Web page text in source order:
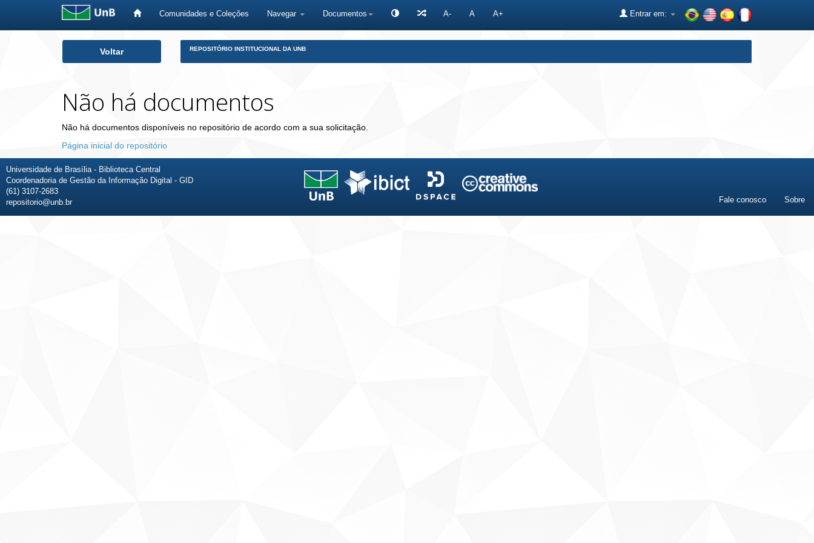
Comunidades e Coleções Navegar Documentos A- A A+ Entrar em:
Voltar REPOSITÓRIO INSTITUCIONAL DA UNB
Não há documentos
Não há documentos disponíveis no repositório de acordo com a sua solicitação.
Página inicial do repositório
Universidade de Brasília - Biblioteca Central
Coordenadoria de Gestão da Informação Digital - GID
(61) 3107-2683
repositorio@unb.br
Fale conosco Sobre